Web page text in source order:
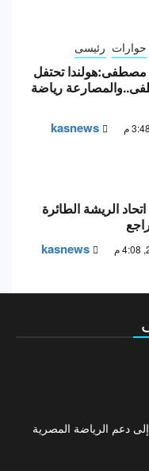
حوارات رئيسى
مصطفى:هولندا تحتفل
رياضة
kasnews
الريشة الطائرة
kasnews
دعم الرياضة المصرية